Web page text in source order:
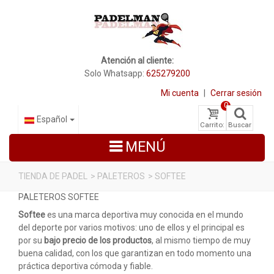
Atención al cliente:
Solo Whatsapp: 625279200
Mi cuenta Cerrar sesión
Carrito:
0
Buscar
Español
MENÚ
PALAS DE PADEL
ZAPATILLAS DE PADEL
PALETEROS
TIENDA DE PADEL > PALETEROS > SOFTEE
PALETEROS SOFTEE
Softeees una marca deportiva muy conocida en el mundo
del deporte por varios motivos: uno de ellos y el principal es
por su bajo precio de los productos, al mismo tiempo de muy
buena calidad, con los que garantizan en todo momento una
práctica deportiva cómoda y fiable.